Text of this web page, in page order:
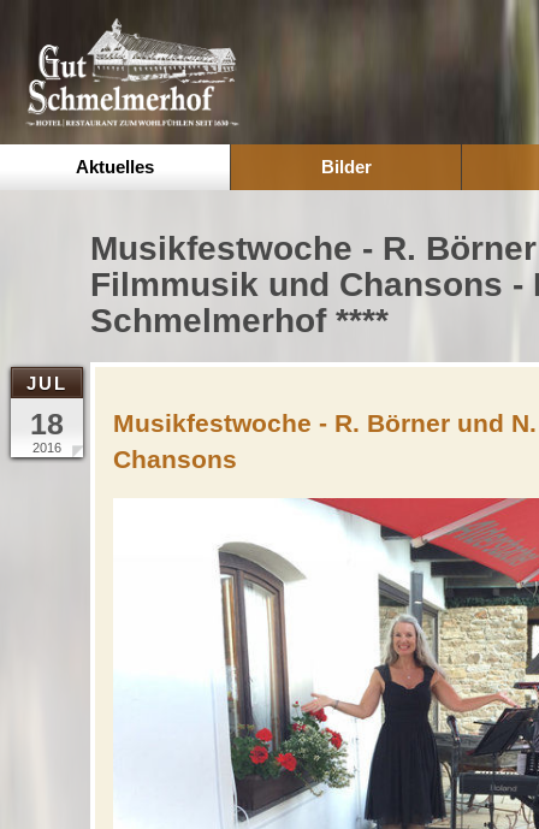
Aktuelles Bilder
Musikfestwoche - R.
Filmmusik und Chansons -
Schmelmerhof ****
Musikfestwoche - R. Börner und
Chansons
2016
18
JUL